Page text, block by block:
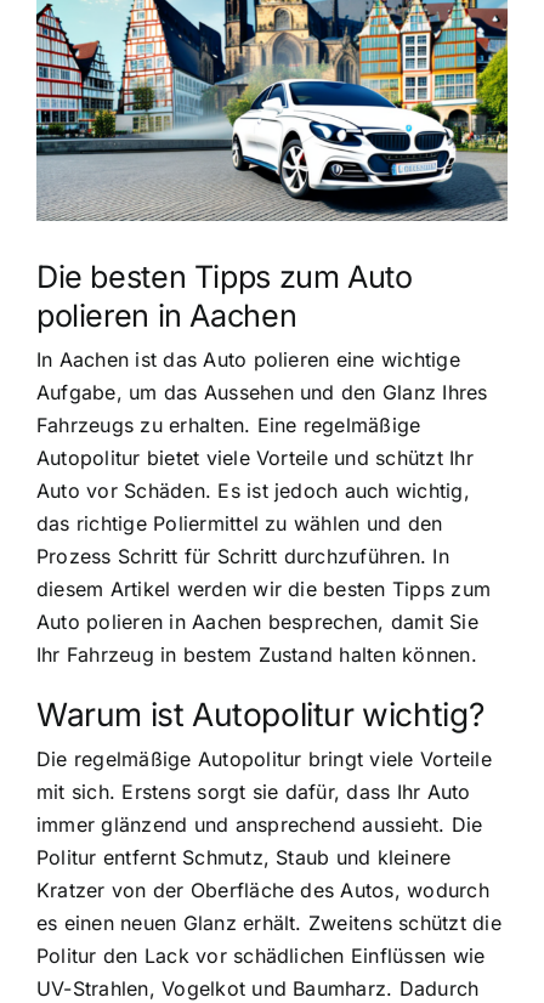
Die besten Tipps zum Auto
polieren in Aachen
In Aachen ist das Auto polieren eine wichtige
Aufgabe, um das Aussehen und den Glanz Ihres
Fahrzeugs zu erhalten. Eine regelmäßige
Autopolitur bietet viele Vorteile und schützt Ihr
Auto vor Schäden. Es ist jedoch auch wichtig,
das richtige Poliermittel zu wählen und den
Prozess Schritt für Schritt durchzuführen. In
diesem Artikel werden wir die besten Tipps zum
Auto polieren in Aachen besprechen, damit Sie
Ihr Fahrzeug in bestem Zustand halten können.
Warum ist Autopolitur wichtig?
Die regelmäßige Autopolitur bringt viele Vorteile
mit sich. Erstens sorgt sie dafür, dass Ihr Auto
immer glänzend und ansprechend aussieht. Die
Politur entfernt Schmutz, Staub und kleinere
Kratzer von der Oberfläche des Autos, wodurch
es einen neuen Glanz erhält. Zweitens schützt die
Politur den Lack vor schädlichen Einflüssen wie
UV-Strahlen, Vogelkot und Baumharz. Dadurch